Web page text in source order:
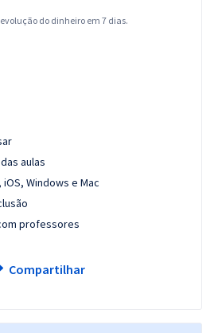
do dinheiro em 7 dias.
aulas
Windows e Mac
professores
Compartilhar